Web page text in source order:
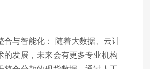
合与智能化： 随着大数据、云计
的发展，未来会有更多专业机构